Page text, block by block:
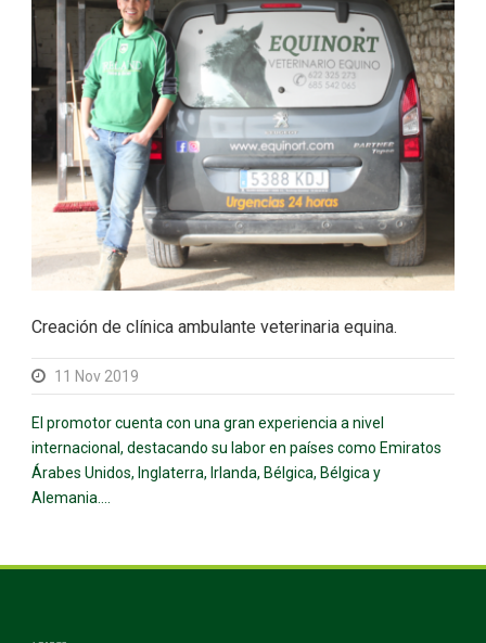
Creación de clínica ambulante veterinaria equina.
11 Nov 2019
El promotor cuenta con una gran experiencia a nivel
internacional, destacando su labor en países como Emiratos
Árabes Unidos, Inglaterra, Irlanda, Bélgica, Bélgica y
Alemania....